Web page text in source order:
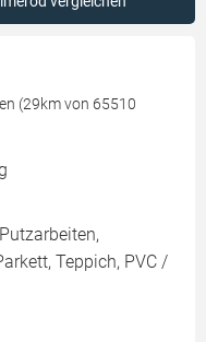
(29km von 65510
Teppich, PVC /